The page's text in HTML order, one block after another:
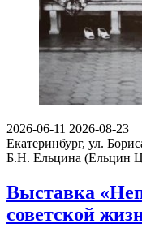
2026-06-11 2026-08-23
Екатеринбург, ул.
Б.Н. Ельцина (Ельцин
Выставка
советской